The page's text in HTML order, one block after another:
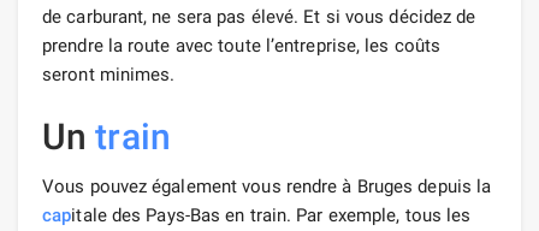
de carburant, ne sera pas élevé. Et si vous décidez de
prendre la route avec toute l’entreprise, les coûts
seront minimes.
Untrain
Vous pouvez également vous rendre à Bruges depuis la
capitale des Pays-Bas en train. Par exemple, tous les